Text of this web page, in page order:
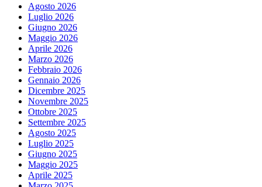
Agosto 2026
Luglio 2026
Giugno 2026
Maggio 2026
Aprile 2026
Marzo 2026
Febbraio 2026
Gennaio 2026
Dicembre 2025
Novembre 2025
Ottobre 2025
Settembre 2025
Agosto 2025
Luglio 2025
Giugno 2025
Maggio 2025
Aprile 2025